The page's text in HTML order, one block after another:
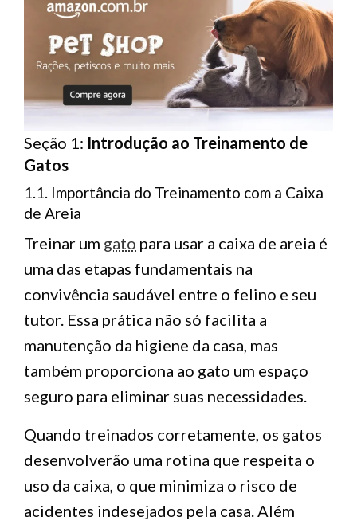
Seção 1: Introdução ao Treinamento de
Gatos
1.1. Importância do Treinamento com a Caixa
de Areia
Treinar um gato para usar a caixa de areia é
uma das etapas fundamentais na
convivência saudável entre o felino e seu
tutor. Essa prática não só facilita a
manutenção da higiene da casa, mas
também proporciona ao gato um espaço
seguro para eliminar suas necessidades.
Quando treinados corretamente, os gatos
desenvolverão uma rotina que respeita o
uso da caixa, o que minimiza o risco de
acidentes indesejados pela casa. Além